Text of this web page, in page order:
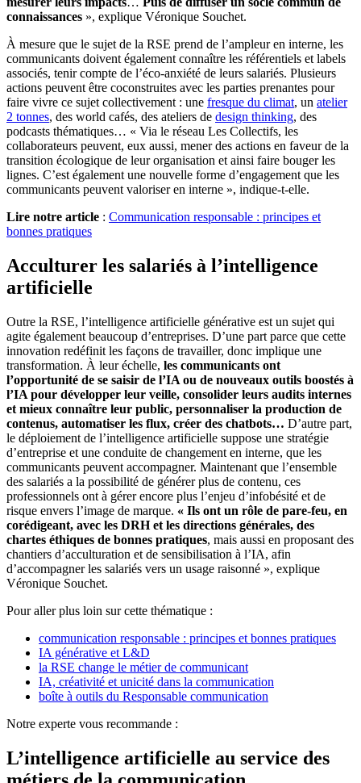
connaissances », explique Véronique Souchet.
À mesure que le sujet de la RSE prend de l’ampleur en interne, les
communicants doivent également connaître les référentiels et labels
associés, tenir compte de l’éco-anxiété de leurs salariés. Plusieurs
actions peuvent être coconstruites avec les parties prenantes pour
faire vivre ce sujet collectivement : une fresque du climat, un atelier
2 tonnes, des world cafés, des ateliers de design thinking, des
podcasts thématiques… « Via le réseau Les Collectifs, les
collaborateurs peuvent, eux aussi, mener des actions en faveur de la
transition écologique de leur organisation et ainsi faire bouger les
lignes. C’est également une nouvelle forme d’engagement que les
communicants peuvent valoriser en interne », indique-t-elle.
Lire notre article : Communication responsable : principes et
bonnes pratiques
Acculturer les salariés à l’intelligence
artificielle
Outre la RSE, l’intelligence artificielle générative est un sujet qui
agite également beaucoup d’entreprises. D’une part parce que cette
innovation redéfinit les façons de travailler, donc implique une
transformation. À leur échelle, les communicants ont
l’opportunité de se saisir de l’IA ou de nouveaux outils boostés à
l’IA pour développer leur veille, consolider leurs audits internes
et mieux connaître leur public, personnaliser la production de
contenus, automatiser les flux, créer des chatbots… D’autre part,
le déploiement de l’intelligence artificielle suppose une stratégie
d’entreprise et une conduite de changement en interne, que les
communicants peuvent accompagner. Maintenant que l’ensemble
des salariés a la possibilité de générer plus de contenu, ces
professionnels ont à gérer encore plus l’enjeu d’infobésité et de
risque envers l’image de marque. « Ils ont un rôle de pare-feu, en
corédigeant, avec les DRH et les directions générales, des
chartes éthiques de bonnes pratiques, mais aussi en proposant des
chantiers d’acculturation et de sensibilisation à l’IA, afin
d’accompagner les salariés vers un usage raisonné », explique
Véronique Souchet.
Pour aller plus loin sur cette thématique :
communication responsable : principes et bonnes pratiques
IA générative et L&D
la RSE change le métier de communicant
IA, créativité et unicité dans la communication
boîte à outils du Responsable communication
Notre experte vous recommande :
L’intelligence artificielle au service des